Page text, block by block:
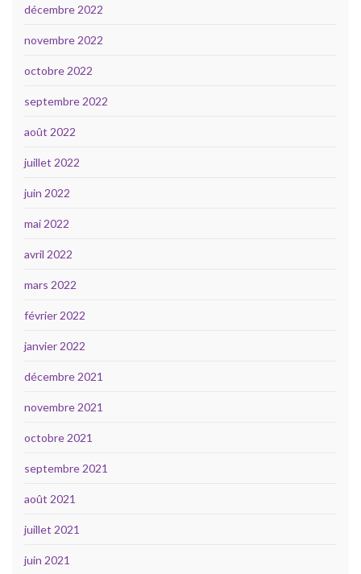
décembre 2022
novembre 2022
octobre 2022
septembre 2022
août 2022
juillet 2022
juin 2022
mai 2022
avril 2022
mars 2022
février 2022
janvier 2022
décembre 2021
novembre 2021
octobre 2021
septembre 2021
août 2021
juillet 2021
juin 2021